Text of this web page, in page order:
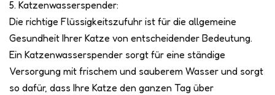
5. Katzenwasserspender:
Die richtige Flüssigkeitszufuhr ist für die allgemeine
Gesundheit Ihrer Katze von entscheidender Bedeutung.
Ein Katzenwasserspender sorgt für eine ständige
Versorgung mit frischem und sauberem Wasser und sorgt
so dafür, dass Ihre Katze den ganzen Tag über